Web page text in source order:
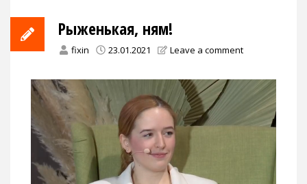
Рыженькая, ням!
fixin 23.01.2021 Leave a comment